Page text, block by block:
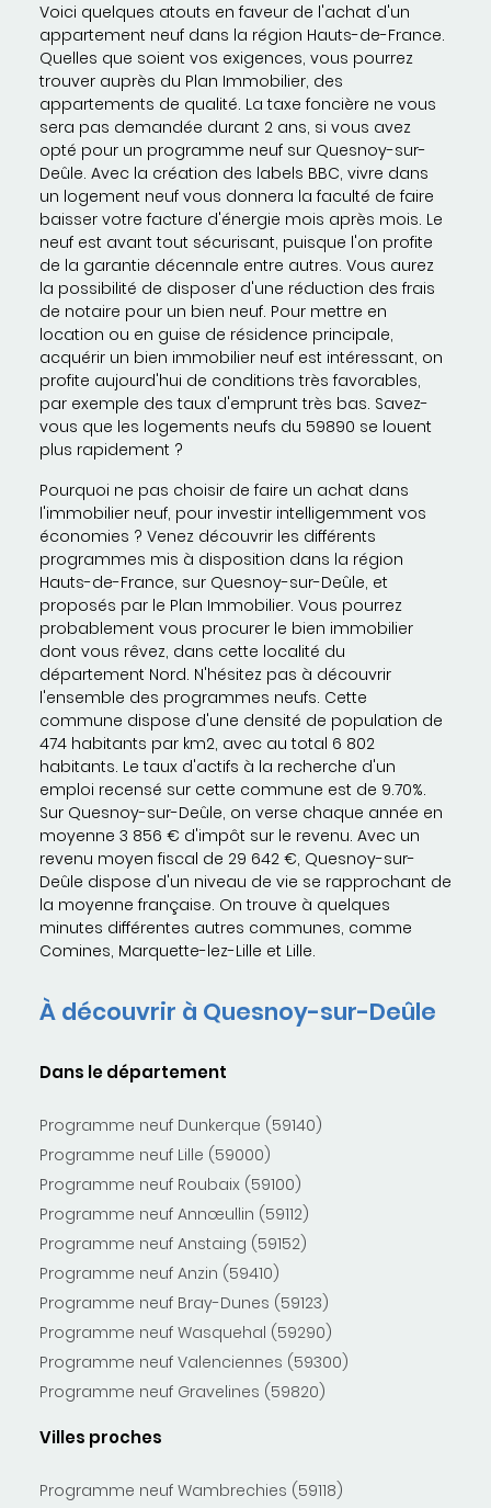
Voici quelques atouts en faveur de l'achat d'un
appartement neuf dans la région Hauts-de-France.
Quelles que soient vos exigences, vous pourrez
trouver auprès du Plan Immobilier, des
appartements de qualité. La taxe foncière ne vous
sera pas demandée durant 2 ans, si vous avez
opté pour un programme neuf sur Quesnoy-sur-
Deûle. Avec la création des labels BBC, vivre dans
un logement neuf vous donnera la faculté de faire
baisser votre facture d'énergie mois après mois. Le
neuf est avant tout sécurisant, puisque l'on profite
de la garantie décennale entre autres. Vous aurez
la possibilité de disposer d'une réduction des frais
de notaire pour un bien neuf. Pour mettre en
location ou en guise de résidence principale,
acquérir un bien immobilier neuf est intéressant, on
profite aujourd'hui de conditions très favorables,
par exemple des taux d'emprunt très bas. Savez-
vous que les logements neufs du 59890 se louent
plus rapidement ?
Pourquoi ne pas choisir de faire un achat dans
l'immobilier neuf, pour investir intelligemment vos
économies ? Venez découvrir les différents
programmes mis à disposition dans la région
Hauts-de-France, sur Quesnoy-sur-Deûle, et
proposés par le Plan Immobilier. Vous pourrez
probablement vous procurer le bien immobilier
dont vous rêvez, dans cette localité du
département Nord. N'hésitez pas à découvrir
l'ensemble des programmes neufs. Cette
commune dispose d'une densité de population de
474 habitants par km2, avec au total 6 802
habitants. Le taux d'actifs à la recherche d'un
emploi recensé sur cette commune est de 9.70%.
Sur Quesnoy-sur-Deûle, on verse chaque année en
moyenne 3 856 € d'impôt sur le revenu. Avec un
revenu moyen fiscal de 29 642 €, Quesnoy-sur-
Deûle dispose d'un niveau de vie se rapprochant de
la moyenne française. On trouve à quelques
minutes différentes autres communes, comme
Comines, Marquette-lez-Lille et Lille.
À découvrir à Quesnoy-sur-Deûle
Dans le département
Programme neuf Dunkerque (59140)
Programme neuf Lille (59000)
Programme neuf Roubaix (59100)
Programme neuf Annœullin (59112)
Programme neuf Anstaing (59152)
Programme neuf Anzin (59410)
Programme neuf Bray-Dunes (59123)
Programme neuf Wasquehal (59290)
Programme neuf Valenciennes (59300)
Programme neuf Gravelines (59820)
Villes proches
Programme neuf Wambrechies (59118)